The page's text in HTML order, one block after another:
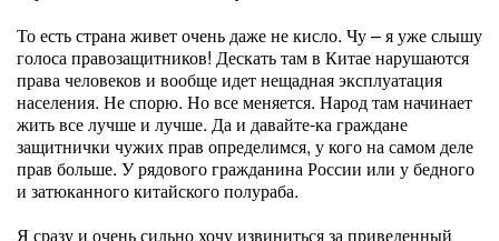
То есть страна живет очень даже не кисло. Чу – я уже слышу
голоса правозащитников! Дескать там в Китае нарушаются
права человеков и вообще идет нещадная эксплуатация
населения. Не спорю. Но все меняется. Народ там начинает
жить все лучше и лучше. Да и давайте-ка граждане
защитнички чужих прав определимся, у кого на самом деле
прав больше. У рядового гражданина России или у бедного
и затюканного китайского полураба.
Я сразу и очень сильно хочу извиниться за приведенный